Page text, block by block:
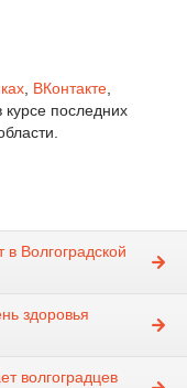
ВКонтакте
курсе последних
Волгоградской
здоровья
волгоградцев